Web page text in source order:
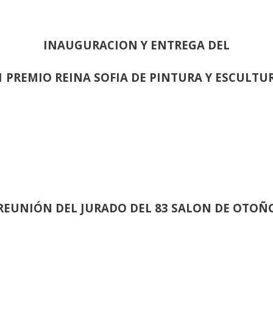
INAUGURACION Y ENTREGA DEL
PREMIO REINA SOFIA DE PINTURA Y
DEL JURADO DEL 83 SALON DE